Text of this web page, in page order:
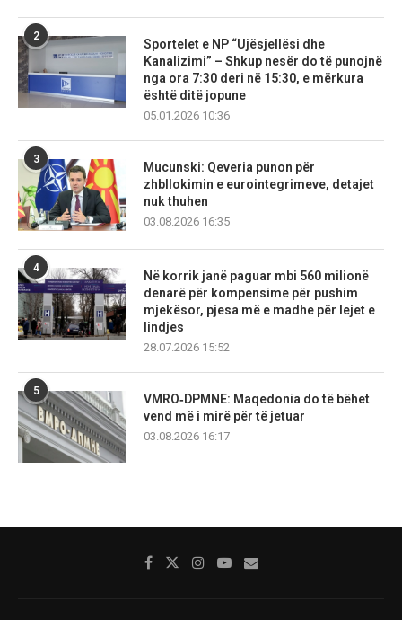
2
Sportelet e NP “Ujësjellësi dhe
Kanalizimi” – Shkup nesër do të punojnë
nga ora 7:30 deri në 15:30, e mërkura
është ditë jopune
05.01.2026 10:36
3
Mucunski: Qeveria punon për
zhbllokimin e eurointegrimeve, detajet
nuk thuhen
03.08.2026 16:35
4
Në korrik janë paguar mbi 560 milionë
denarë për kompensime për pushim
mjekësor, pjesa më e madhe për lejet e
lindjes
28.07.2026 15:52
5
VMRO‑DPMNE: Maqedonia do të bëhet
vend më i mirë për të jetuar
03.08.2026 16:17